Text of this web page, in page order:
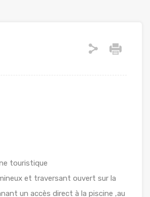
touristique
et traversant ouvert sur la
un accès direct à la piscine ,au